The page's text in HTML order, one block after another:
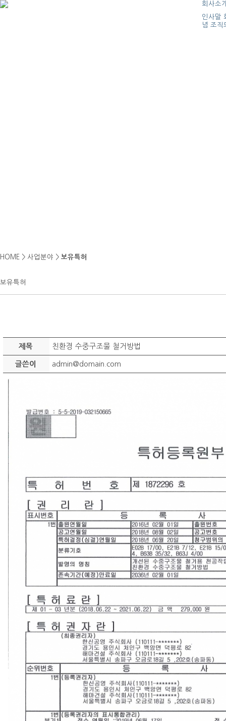
회사소
인사말
념 조직
HOME > 사업분야 > 보유특허
보유특허
제목 친환경 수중구조물 철거방법
글쓴이 admin@domain.com